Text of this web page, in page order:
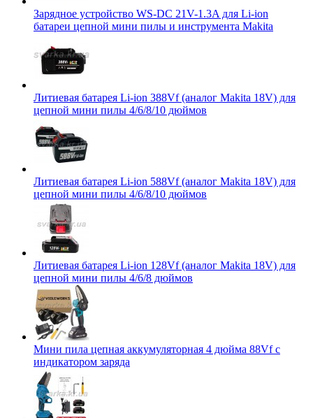
Зарядное устройство WS-DC 21V-1.3A для Li-ion
батареи цепной мини пилы и инструмента Makita
Литиевая батарея Li-ion 388Vf (аналог Makita 18V) для
цепной мини пилы 4/6/8/10 дюймов
Литиевая батарея Li-ion 588Vf (аналог Makita 18V) для
цепной мини пилы 4/6/8/10 дюймов
Литиевая батарея Li-ion 128Vf (аналог Makita 18V) для
цепной мини пилы 4/6/8 дюймов
Мини пила цепная аккумуляторная 4 дюйма 88Vf с
индикатором заряда